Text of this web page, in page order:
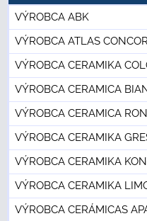
VÝROBCA ABK
VÝROBCA ATLAS
VÝROBCA CERAMIKA
VÝROBCA CERAMICA
VÝROBCA CERAMICA
VÝROBCA CERAMIKA
VÝROBCA CERAMIKA
VÝROBCA CERAMIKA
VÝROBCA CERÁMICAS